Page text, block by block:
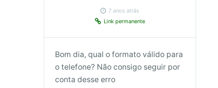
7 anos atrás
Link permanente
Bom dia, qual o formato válido para
o telefone? Não consigo seguir por
conta desse erro